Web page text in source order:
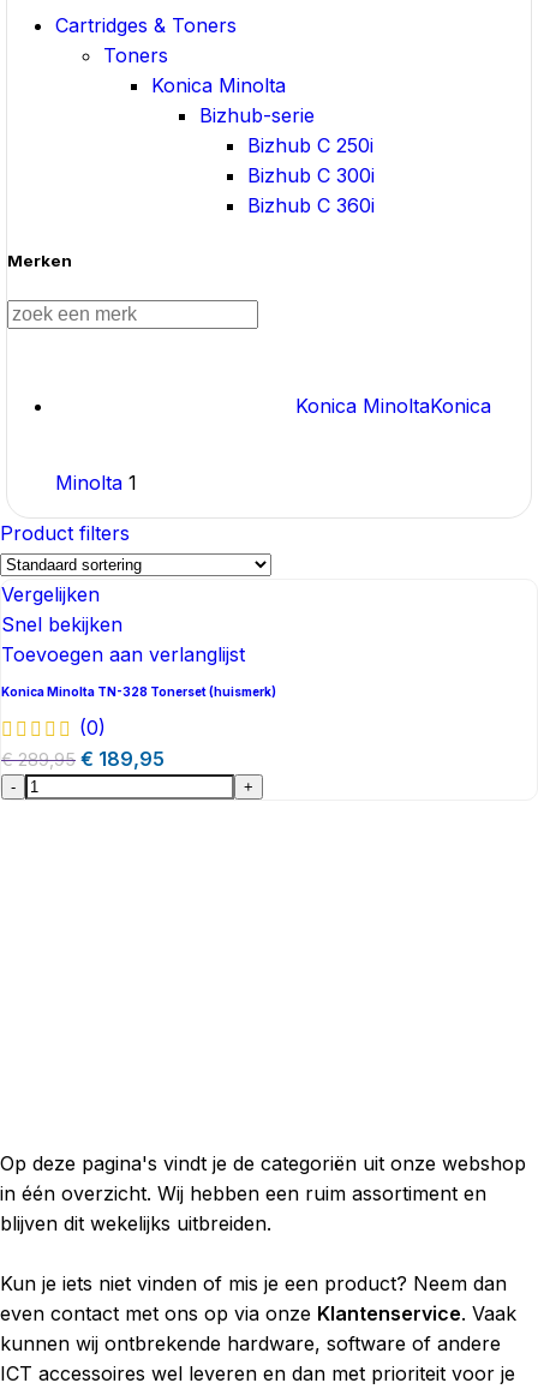
Cartridges & Toners
Toners
Konica Minolta
Bizhub-serie
Bizhub C 250i
Bizhub C 300i
Bizhub C 360i
Merken
Konica MinoltaKonica
Minolta 1
Product filters
Vergelijken
Snel bekijken
Toevoegen aan verlanglijst
Konica Minolta TN-328 Tonerset (huismerk)
(0)
€289,95 € 189,95
- +
Op deze pagina's vindt je de categoriën uit onze webshop
in één overzicht. Wij hebben een ruim assortiment en
blijven dit wekelijks uitbreiden.
Kun je iets niet vinden of mis je een product? Neem dan
even contact met ons op via onze Klantenservice. Vaak
kunnen wij ontbrekende hardware, software of andere
ICT accessoires wel leveren en dan met prioriteit voor je